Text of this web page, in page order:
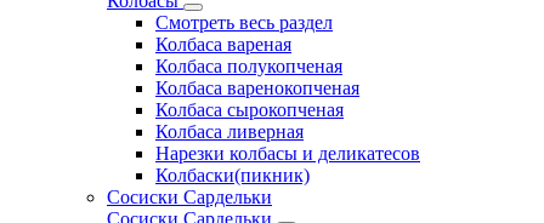
Смотреть весь раздел
Колбаса вареная
Колбаса полукопченая
Колбаса варенокопченая
Колбаса сырокопченая
Колбаса ливерная
Нарезки колбасы и деликатесов
Колбаски(пикник)
Сосиски Сардельки
Сосиски Сардельки